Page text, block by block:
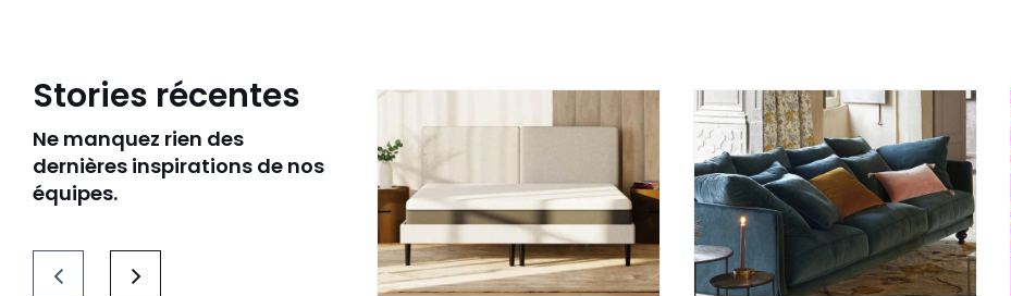
Stories récentes
Ne manquez rien des
dernières inspirations de nos
équipes.